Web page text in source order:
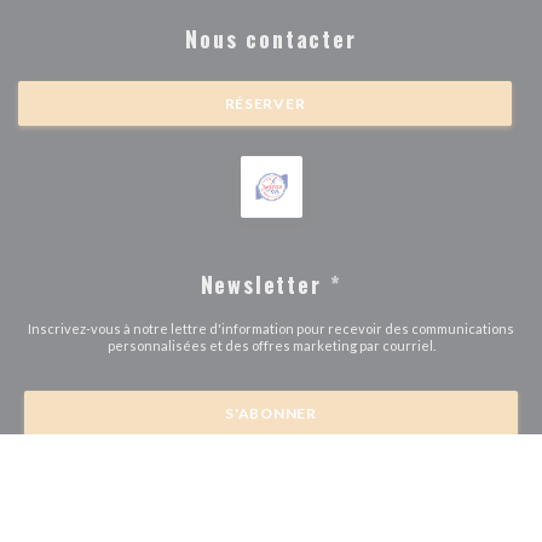
Nous contacter
RÉSERVER
Newsletter *
Inscrivez-vous à notre lettre d'information pour recevoir des communications
personnalisées et des offres marketing par courriel.
S'ABONNER